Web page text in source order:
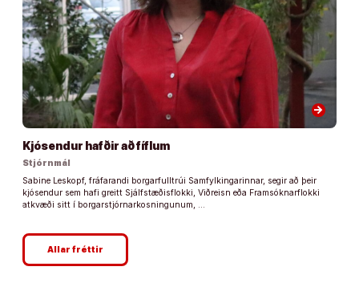
arrow_forward
Kjósendur hafðir að fíflum
Stjórnmál
Sabine Leskopf, fráfarandi borgarfulltrúi Samfylkingarinnar, segir að þeir
kjósendur sem hafi greitt Sjálfstæðisflokki, Viðreisn eða Framsóknarflokki
atkvæði sitt í borgarstjórnarkosningunum, …
Allar fréttir